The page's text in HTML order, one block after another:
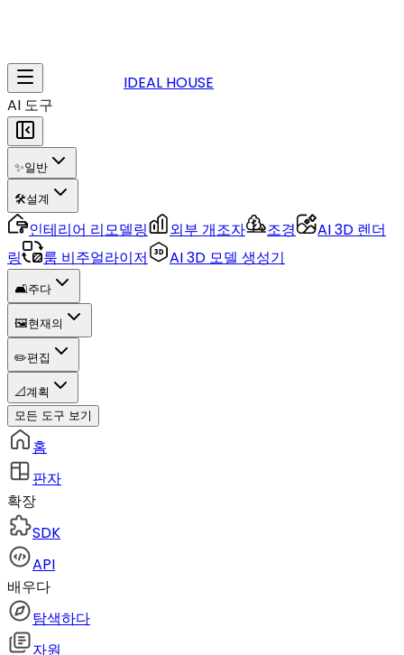
IDEAL HOUSE
AI 도구
✨일반
🛠️설계
인테리어 리모델링 외부 개조자 조경
AI 3D 렌더
링
룸 비주얼라이저 AI 3D 모델 생성기
🛋️주다
🖼️현재의
✏️편집
📐계획
모든 도구 보기
홈
판자
확장
SDK
API
배우다
탐색하다
자원